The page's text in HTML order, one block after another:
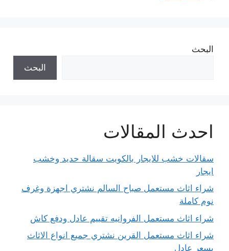
البحث
البحث
احدث المقالات
سقالات خشب للايجار بالكويت سقالة حديد وخشب
ايجار
شراء اثاث مستعمل صباح السالم نشتري اجهزة وغرف
نوم كاملة
شراء اثاث مستعمل الفروانيه تقييم عادل ودفع كاش
شراء اثاث مستعمل القرين نشتري جميع انواع الاثاث
بسعر عادل